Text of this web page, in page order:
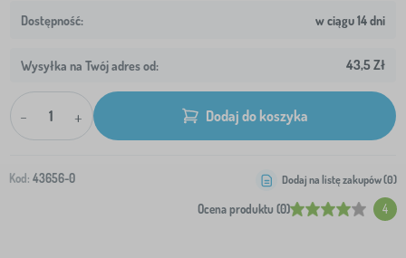
w ciągu 14 dni
Wysyłka na Twój adres od: 43,5 Zł
- + Dodaj do koszyka
Kod: 43656-0
Ocena produktu (0) 4
Dodaj na listę zakupów (0)